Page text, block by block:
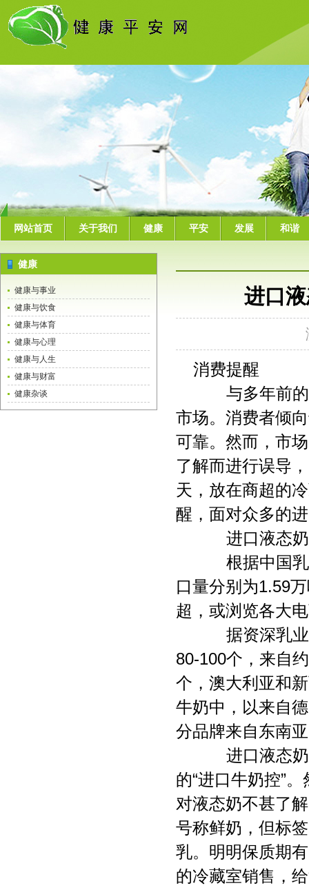
网站首页 关于我们 健康 平安 发展 和谐
健康
健康与事业
健康与饮食
健康与体育
健康与心理
健康与人生
健康与财富
健康杂谈
进口
消费提醒
与多年前的
市场。消费者倾
可靠。然而，市
了解而进行误导
天，放在商超的
醒，面对众多的
进口液态奶
根据中国乳
口量分别为1.59
超，或浏览各大
据资深乳业
80-100个，来自
个，澳大利亚和
牛奶中，以来自
分品牌来自东南
进口液态奶
的“进口牛奶控”
对液态奶不甚了
号称鲜奶，但标
乳。明明保质期
的冷藏室销售，